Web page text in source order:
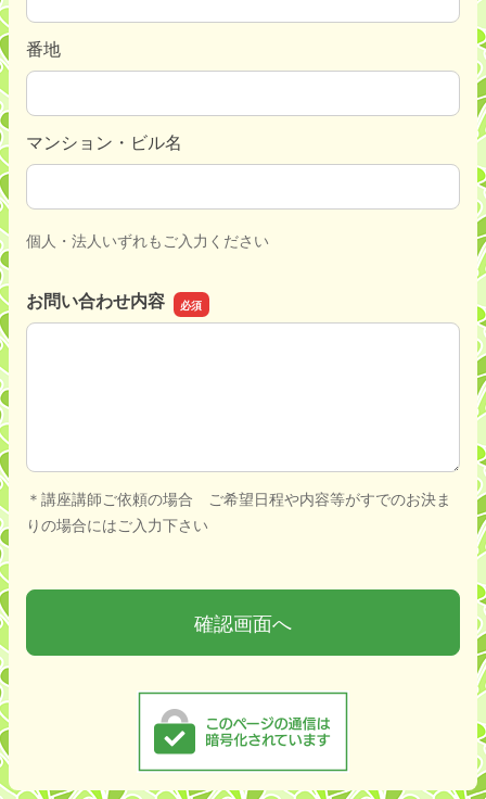
番地
マンション・ビル名
個人・法人いずれもご入力ください
お問い合わせ内容
お問い合わせ内容
＊講座講師ご依頼の場合 ご希望日程や内容等がすでのお決ま
りの場合にはご入力下さい